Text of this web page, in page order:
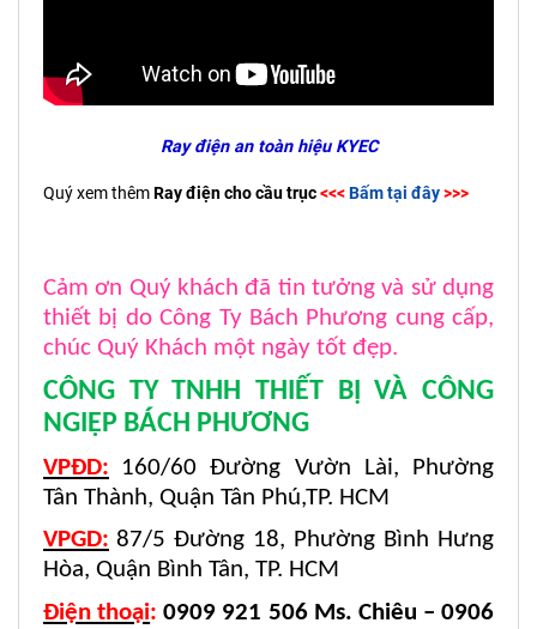
Ray điện an toàn hiệu KYEC
Quý xem thêmRay điện cho cầu trục<<<Bấm tại đây>>>
Cảm ơn Quý khách đã tin tưởng và sử dụng
thiết bị do Công Ty Bách Phương cung cấp,
chúc Quý Khách một ngày tốt đẹp.
CÔNG TY TNHH THIẾT BỊ VÀ CÔNG
NGIỆP BÁCH PHƯƠNG
VPĐD:
160/60 Đường Vườn Lài, Phường
Tân Thành, Quận Tân Phú,TP. HCM
VPGD: 87/5 Đường 18, Phường Bình Hưng
Hòa, Quận Bình Tân, TP. HCM
Điện thoại:0909 921 506 Ms. Chiêu – 0906